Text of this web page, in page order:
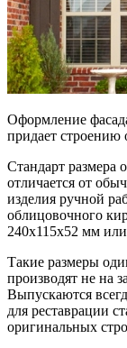
Оформление
придает строению
Стандарт размера
отличается от
изделия ручной
облицовочного
240х115х52 мм
Такие размеры
производят не на
Выпускаются
для реставрации
оригинальных